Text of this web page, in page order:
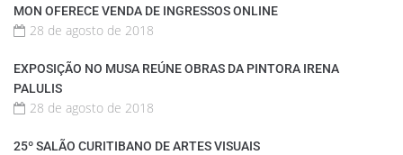
MON OFERECE VENDA DE INGRESSOS ONLINE
28 de agosto de 2018
EXPOSIÇÃO NO MUSA REÚNE OBRAS DA PINTORA IRENA
PALULIS
28 de agosto de 2018
25º SALÃO CURITIBANO DE ARTES VISUAIS